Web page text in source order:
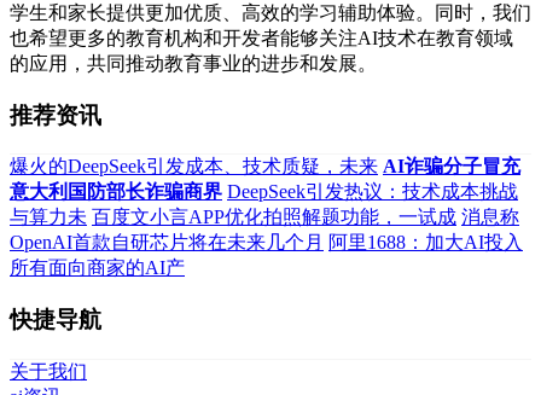
学生和家长提供更加优质、高效的学习辅助体验。同时，我们
也希望更多的教育机构和开发者能够关注AI技术在教育领域
的应用，共同推动教育事业的进步和发展。
推荐资讯
爆火的DeepSeek引发成本、技术质疑，未来 AI诈骗分子冒充
意大利国防部长诈骗商界 DeepSeek引发热议：技术成本挑战
与算力未 百度文小言APP优化拍照解题功能，一试成 消息称
OpenAI首款自研芯片将在未来几个月 阿里1688：加大AI投入
所有面向商家的AI产
快捷导航
关于我们